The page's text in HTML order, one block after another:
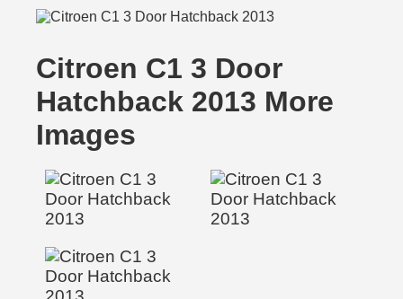
Citroen C1 3 Door
Hatchback 2013 More
Images